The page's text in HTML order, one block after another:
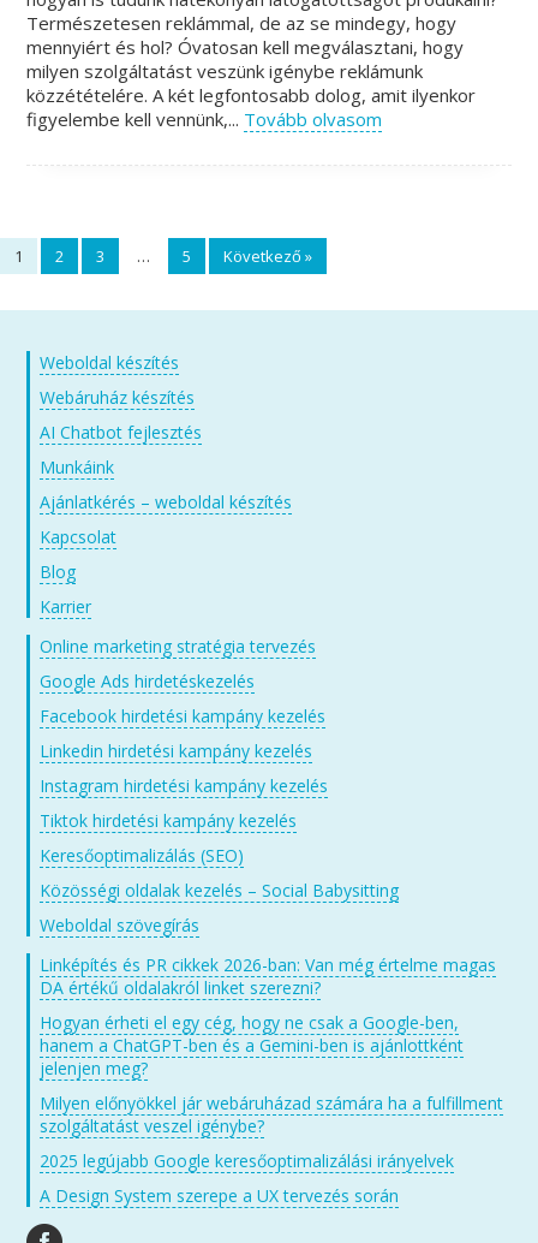
Természetesen reklámmal, de az se mindegy, hogy
mennyiért és hol? Óvatosan kell megválasztani, hogy
milyen szolgáltatást veszünk igénybe reklámunk
közzétételére. A két legfontosabb dolog, amit ilyenkor
figyelembe kell vennünk,... Tovább olvasom
1 2 3 … 5 Következő »
Weboldal készítés
Webáruház készítés
AI Chatbot fejlesztés
Munkáink
Ajánlatkérés – weboldal készítés
Kapcsolat
Blog
Karrier
Online marketing stratégia tervezés
Google Ads hirdetéskezelés
Facebook hirdetési kampány kezelés
Linkedin hirdetési kampány kezelés
Instagram hirdetési kampány kezelés
Tiktok hirdetési kampány kezelés
Keresőoptimalizálás (SEO)
Közösségi oldalak kezelés – Social Babysitting
Weboldal szövegírás
Linképítés és PR cikkek 2026-ban: Van még értelme magas
DA értékű oldalakról linket szerezni?
Hogyan érheti el egy cég, hogy ne csak a Google-ben,
hanem a ChatGPT-ben és a Gemini-ben is ajánlottként
jelenjen meg?
Milyen előnyökkel jár webáruházad számára ha a fulfillment
szolgáltatást veszel igénybe?
2025 legújabb Google keresőoptimalizálási irányelvek
A Design System szerepe a UX tervezés során